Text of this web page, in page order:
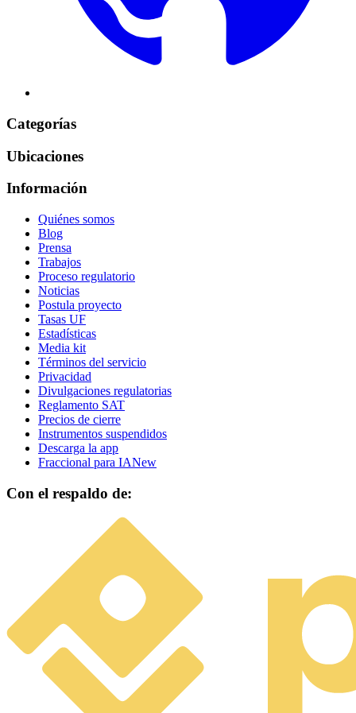
Categorías
Ubicaciones
Información
Quiénes somos
Blog
Prensa
Trabajos
Proceso regulatorio
Noticias
Postula proyecto
Tasas UF
Estadísticas
Media kit
Términos del servicio
Privacidad
Divulgaciones regulatorias
Reglamento SAT
Precios de cierre
Instrumentos suspendidos
Descarga la app
Fraccional para IANew
Con el respaldo de: